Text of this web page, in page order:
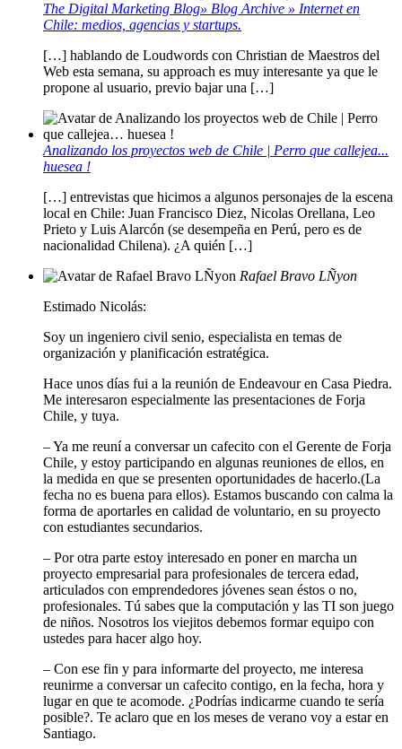
The Digital Marketing Blog» Blog Archive » Internet en
Chile: medios, agencias y startups.
[…] hablando de Loudwords con Christian de Maestros del
Web esta semana, su approach es muy interesante ya que le
propone al usuario, previo bajar una […]
Analizando los proyectos web de Chile | Perro que callejea...
huesea !
[…] entrevistas que hicimos a algunos personajes de la escena
local en Chile: Juan Francisco Diez, Nicolas Orellana, Leo
Prieto y Luis Alarcón (se desempeña en Perú, pero es de
nacionalidad Chilena). ¿A quién […]
Rafael Bravo LÑyon
Estimado Nicolás:
Soy un ingeniero civil senio, especialista en temas de
organización y planificación estratégica.
Hace unos días fui a la reunión de Endeavour en Casa Piedra.
Me interesaron especialmente las presentaciones de Forja
Chile, y tuya.
– Ya me reuní a conversar un cafecito con el Gerente de Forja
Chile, y estoy participando en algunas reuniones de ellos, en
la medida en que se presenten oportunidades de hacerlo.(La
fecha no es buena para ellos). Estamos buscando con calma la
forma de aportarles en calidad de voluntario, en su proyecto
con estudiantes secundarios.
– Por otra parte estoy interesado en poner en marcha un
proyecto empresarial para profesionales de tercera edad,
articulados con emprendedores jóvenes sean éstos o no,
profesionales. Tú sabes que la computación y las TI son juego
de niños. Nosotros los viejitos debemos formar equipo con
ustedes para hacer algo hoy.
– Con ese fin y para informarte del proyecto, me interesa
reunirme a conversar un cafecito contigo, en la fecha, hora y
lugar en que te acomode. ¿Podrías indicarme cuando te sería
posible?. Te aclaro que en los meses de verano voy a estar en
Santiago.